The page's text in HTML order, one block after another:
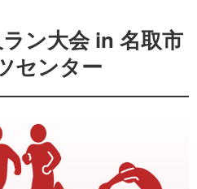
ン大会 in 名取市
センター